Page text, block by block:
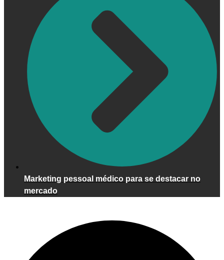
Marketing pessoal médico para se destacar no
mercado